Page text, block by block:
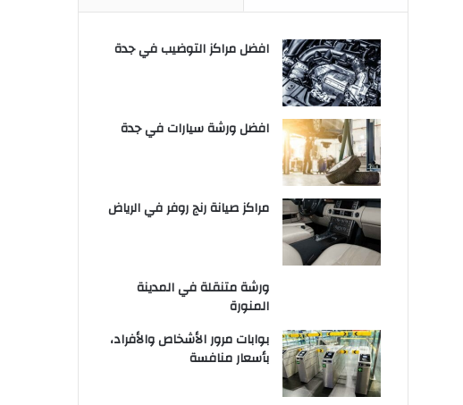
افضل مراكز التوضيب في جدة
افضل ورشة سيارات في جدة
مراكز صيانة رنج روفر في الرياض
ورشة متنقلة في المدينة
المنورة
بوابات مرور الأشخاص والأفراد،
بأسعار منافسة